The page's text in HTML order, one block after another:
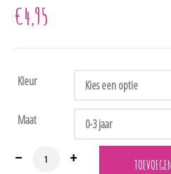
€4,95
Kleur
Maat
BW-0503-0601 Manicuresetje in 3 lieve